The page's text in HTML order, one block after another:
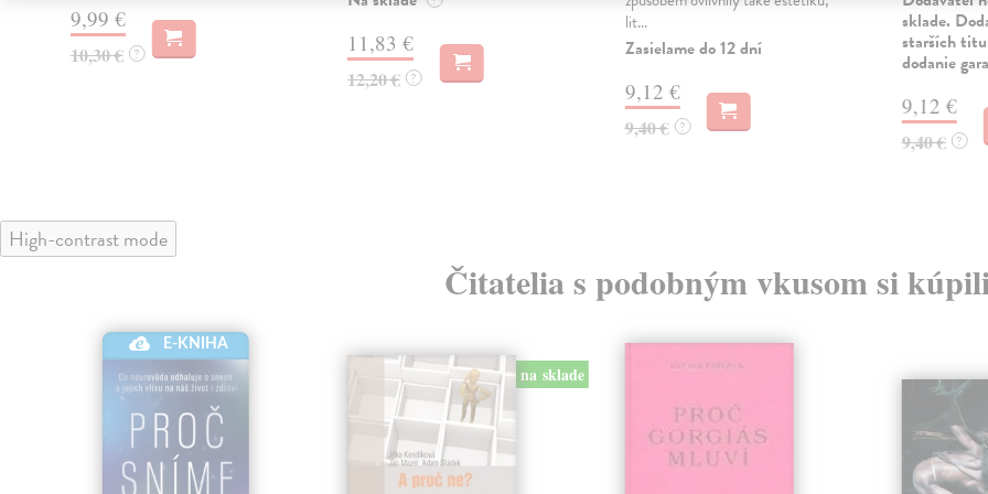
9,99 €
10,30 € ? 11,83 €
12,20 € ?
lit...
Zasielame do 12 dní
9,12 €
9,40 € ?
sklade.
starších
dodanie
9,12 €
9,40 € ?
High-contrast mode
Čitatelia s podobným vkusom si
E-KNIHA
na sklade